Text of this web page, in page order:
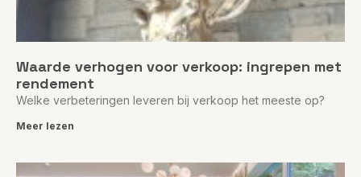
Waarde verhogen voor verkoop: ingrepen met
rendement
Welke verbeteringen leveren bij verkoop het meeste op?
Meer lezen